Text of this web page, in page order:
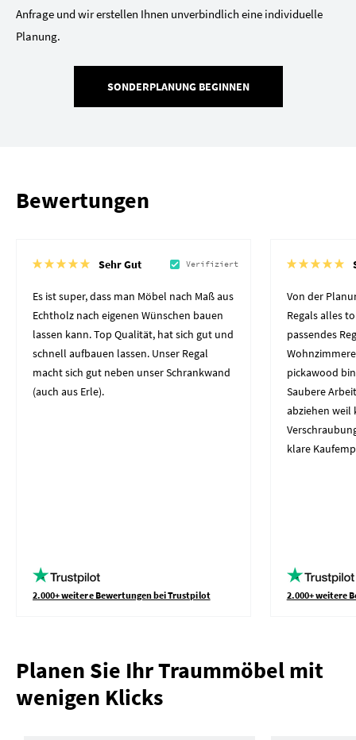
Anfrage und wir erstellen Ihnen unverbindlich eine individuelle
Planung.
SONDERPLANUNG BEGINNEN
Bewertungen
Sehr Gut Verifiziert
Es ist super, dass man Möbel nach Maß aus
Echtholz nach eigenen Wünschen bauen
lassen kann. Top Qualität, hat sich gut und
schnell aufbauen lassen. Unser Regal
macht sich gut neben unser Schrankwand
(auch aus Erle).
2.000+ weitere Bewertungen bei Trustpilot
Von der
Regals alles
passendes
pickawood
Saubere
abziehen weil
klare
2.000+ weitere
Planen Sie Ihr Traummöbel mit
wenigen Klicks